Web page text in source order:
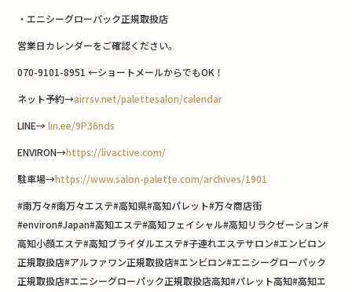
・エニシーグローパック正規取扱店
営業日カレンダーをご確認ください。
070-9101-8951 ←ショートメールからでもOK！
ネット予約→airrsv.net/palettesalon/calendar
LINE→lin.ee/9P36nds
ENVIRON→https://livactive.com/
駐車場→https://www.salon-palette.com/archives/1901
#南万々#南万々エステ#高知県#高知パレット#万々商店街
#environ#Japan#高知エステ#高知フェイシャル#高知リラクゼーション#
高知小顔エステ#高知ブライダルエステ#子連れエステサロン#エンビロン
正規取扱店#アルファワン正規取扱店#エンビロン#エニシーグローパック
正規取扱店#エニシーグローパック正規取扱店高知#パレット高知#高知エ